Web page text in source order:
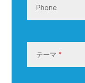
Phone
テーマ *